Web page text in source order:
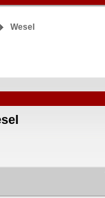
Wesel